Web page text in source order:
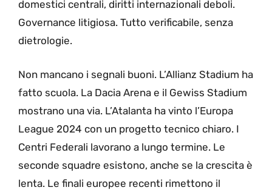
domestici centrali, diritti internazionali deboli.
Governance litigiosa. Tutto verificabile, senza
dietrologie.
Non mancano i segnali buoni. L’Allianz Stadium ha
fatto scuola. La Dacia Arena e il Gewiss Stadium
mostrano una via. L’Atalanta ha vinto l’Europa
League 2024 con un progetto tecnico chiaro. I
Centri Federali lavorano a lungo termine. Le
seconde squadre esistono, anche se la crescita è
lenta. Le finali europee recenti rimettono il